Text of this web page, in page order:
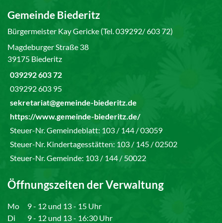
Gemeinde Biederitz
Bürgermeister Kay Gericke (Tel. 039292/ 603 72)
Magdeburger Straße 38
39175 Biederitz
039292 603 72
039292 603 95
sekretariat@gemeinde-biederitz.de
https://www.gemeinde-biederitz.de/
Steuer-Nr. Gemeindeblatt: 103 / 144 / 03059
Steuer-Nr. Kindertagesstätten: 103 / 145 / 02502
Steuer-Nr. Gemeinde: 103 / 144 / 50022
Öffnungszeiten der Verwaltung
Mo
9 - 12 und 13 - 15 Uhr
Di
9 - 12 und 13 - 16:30 Uhr